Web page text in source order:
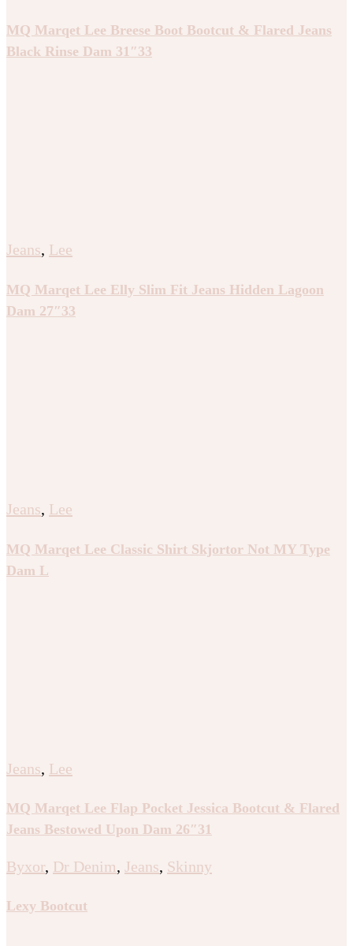
MQ Marqet Lee Breese Boot Bootcut & Flared Jeans
Black Rinse Dam 31″33
Jeans, Lee
MQ Marqet Lee Elly Slim Fit Jeans Hidden Lagoon
Dam 27″33
Jeans, Lee
MQ Marqet Lee Classic Shirt Skjortor Not MY Type
Dam L
Jeans, Lee
MQ Marqet Lee Flap Pocket Jessica Bootcut & Flared
Jeans Bestowed Upon Dam 26″31
Byxor, Dr Denim, Jeans, Skinny
Lexy Bootcut